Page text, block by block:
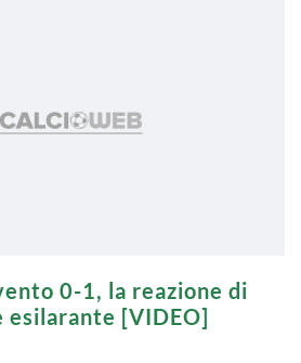
0-1, la reazione di
esilarante [VIDEO]